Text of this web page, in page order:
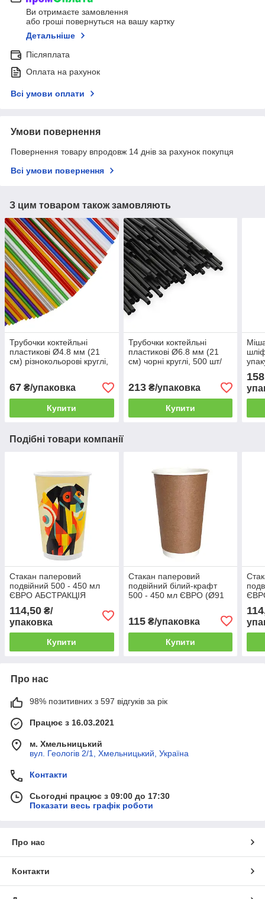
Ви отримаєте замовлення
або гроші повернуться на вашу картку
Детальніше
Післяплата
Оплата на рахунок
Всі умови оплати
Умови повернення
Повернення товару впродовж 14 днів за рахунок покупця
Всі умови повернення
З цим товаром також замовляють
Трубочки коктейльні
пластикові Ø4.8 мм (21
см) різнокольорові круглі,
67 ₴/упаковка
Купити
Трубочки коктейльні
пластикові Ø6.8 мм (21
см) чорні круглі, 500 шт/
213₴/упаковка
Купити
Подібні товари компанії
Стакан паперовий
подвійний 500 - 450 мл
ЄВРО АБСТРАКЦІЯ
шт/уп. (16 уп./ящик)
114,50 ₴/
упаковка
Купити
Стакан паперовий
подвійний білий-крафт
500 - 450 мл ЄВРО (Ø91
115₴/упаковка
Купити
уп.
Про нас
98% позитивних з 597 відгуків за рік
Працює з 16.03.2021
м. Хмельницький
вул. Геологів 2/1, Хмельницький, Україна
Контакти
Сьогодні працює з 09:00 до 17:30
Показати весь графік роботи
Про нас
Контакти